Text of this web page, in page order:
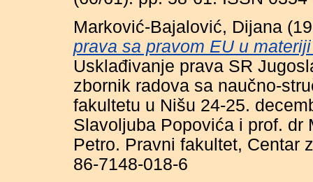
Marković-Bajalović, Dijana
prava sa pravom EU u
Usklađivanje prava SR
zbornik radova sa naučno-
fakultetu u Nišu 24-25.
Slavoljuba Popovića i prof. dr
Petro. Pravni fakultet, Centar
86-7148-018-6